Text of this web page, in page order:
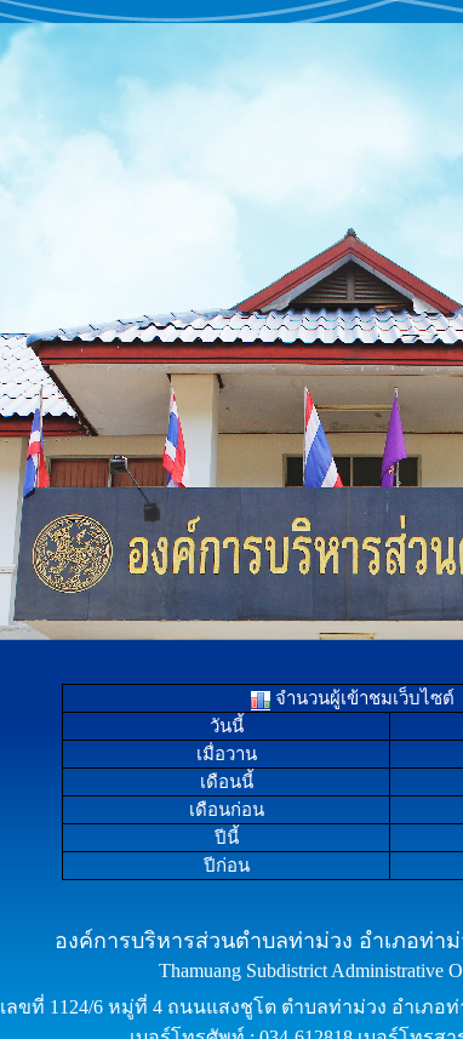
จำนวนผู้เข้าชมเว็บไซต์
วันนี้
เมื่อวาน
เดือนนี้
เดือนก่อน
ปีนี้
ปีก่อน
องค์การบริหารส่วนตำบลท่าม่วง อำเภอท่า
Thamuang Subdistrict Administrative
เลขที่ 1124/6 หมู่ที่ 4 ถนนแสงชูโต ตำบลท่าม่วง อำเภอ